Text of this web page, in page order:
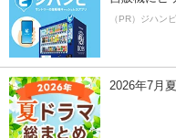
（PR）ジハンピ
2026年7月